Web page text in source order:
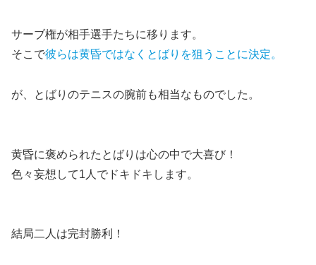
サーブ権が相手選手たちに移ります。
そこで彼らは黄昏ではなくとばりを狙うことに決定。
が、とばりのテニスの腕前も相当なものでした。
黄昏に褒められたとばりは心の中で大喜び！
色々妄想して1人でドキドキします。
結局二人は完封勝利！